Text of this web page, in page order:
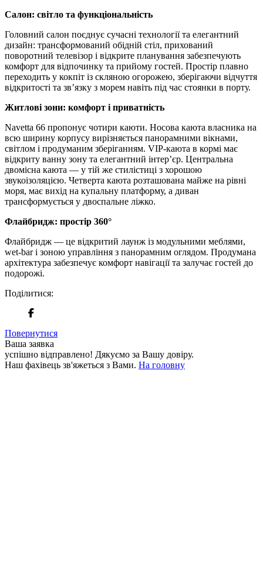
Салон: світло та функціональність
Головний салон поєднує сучасні технології та елегантний
дизайн: трансформований обідній стіл, прихований
поворотний телевізор і відкрите планування забезпечують
комфорт для відпочинку та прийому гостей. Простір плавно
переходить у кокпіт із скляною огорожею, зберігаючи відчуття
відкритості та зв’язку з морем навіть під час стоянки в порту.
Житлові зони: комфорт і приватність
Navetta 66 пропонує чотири каюти. Носова каюта власника на
всю ширину корпусу вирізняється панорамними вікнами,
світлом і продуманим зберіганням. VIP-каюта в кормі має
відкриту ванну зону та елегантний інтер’єр. Центральна
двомісна каюта — у тій же стилістиці з хорошою
звукоізоляцією. Четверта каюта розташована майже на рівні
моря, має вихід на купальну платформу, а диван
трансформується у двоспальне ліжко.
Флайбридж: простір 360°
Флайбридж — це відкритий лаунж із модульними меблями,
wet-bar і зоною управління з панорамним оглядом. Продумана
архітектура забезпечує комфорт навігації та залучає гостей до
подорожі.
Поділитися:
Повернутися
Ваша заявка
успішно відправлено! Дякуємо за Вашу довіру.
Наш фахівець зв'яжеться з Вами. На головну